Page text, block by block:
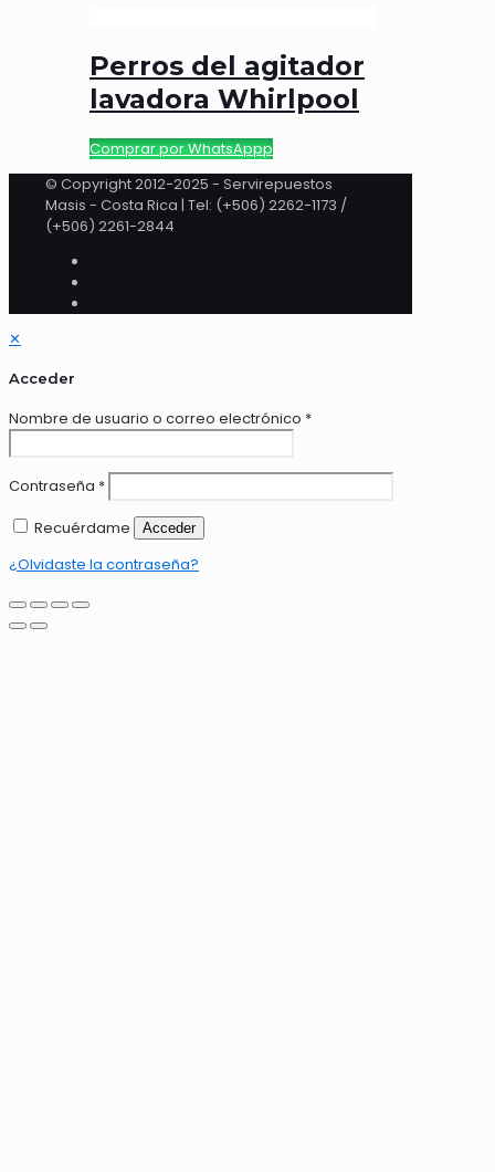
Perros del agitador
lavadora Whirlpool
Comprar por WhatsAppp
© Copyright 2012-2025 - Servirepuestos
Masis - Costa Rica | Tel: (+506) 2262-1173 /
(+506) 2261-2844
✕
Acceder
Nombre de usuario o correo electrónico *
Contraseña *
Recuérdame
Acceder
¿Olvidaste la contraseña?